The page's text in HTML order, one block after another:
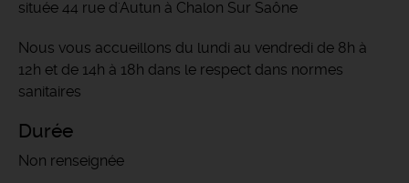
située 44 rue d'Autun à Chalon Sur Saône
Nous vous accueillons du lundi au vendredi de 8h à
12h et de 14h à 18h dans le respect dans normes
sanitaires
Durée
Non renseignée